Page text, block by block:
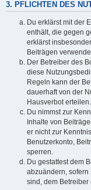
3. PFLICHTEN DES
Du erklärst mit der
enthält, die gegen
erklärst
Beiträgen
Der Betreiber des
diese
Regeln kann der
dauerhaft von der
Hausverbot erteilen.
Du nimmst zur
Inhalte von
er nicht zur
Benutzerkonto,
sperren.
Du gestattest dem
abzuändern,
sind, dem Betreiber